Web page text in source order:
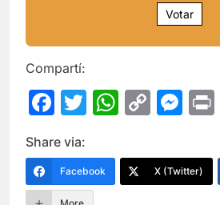
Votar
Compartí:
Facebook
TwitterCopy
Share via:
Facebook X (Twitter)